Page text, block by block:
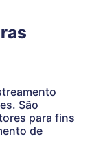
São
para fins
de